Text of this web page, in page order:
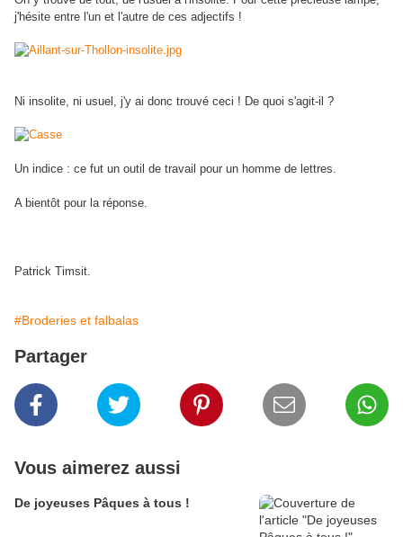
j'hésite entre l'un et l'autre de ces adjectifs !
Ni insolite, ni usuel, j'y ai donc trouvé ceci ! De quoi s'agit-il ?
Un indice : ce fut un outil de travail pour un homme de lettres.
A bientôt pour la réponse.
Patrick Timsit.
#Broderies et falbalas
Partager
Vous aimerez aussi
De joyeuses Pâques à tous !